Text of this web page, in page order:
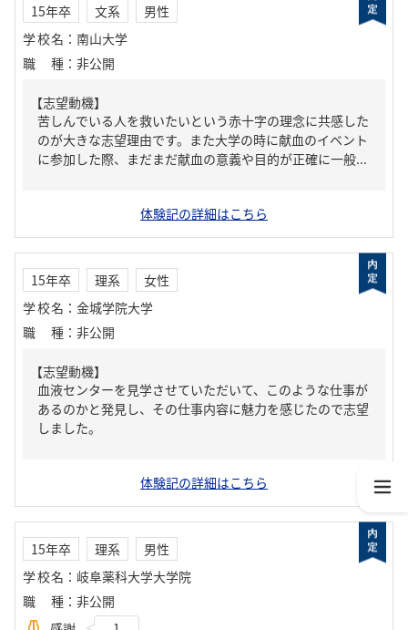
15年卒 文系
男性
学校名 ： 南山大学
職種 ： 非公開
【志望動機】
苦しんでいる人を救いたいという赤十字の理念に共感した
のが大きな志望理由です。また大学の時に献血のイベント
に参加した際、まだまだ献血の意義や目的が正確に一般...
体験記の詳細はこちら
15年卒 理系
女性
学校名 ： 金城学院大学
職種 ： 非公開
【志望動機】
血液センターを見学させていただいて、このような仕事が
あるのかと発見し、その仕事内容に魅力を感じたので志望
しました。
体験記の詳細はこちら
15年卒 理系
男性
学校名 ： 岐阜薬科大学大学院
職種 ： 非公開